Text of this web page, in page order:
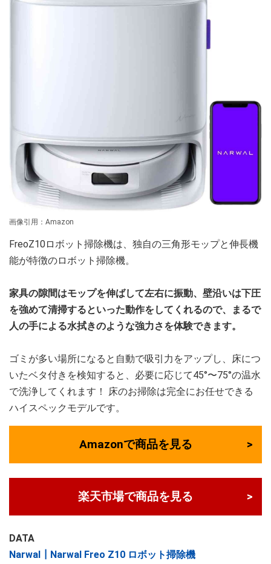
画像引用：Amazon
FreoZ10ロボット掃除機は、独自の三角形モップと伸長機
能が特徴のロボット掃除機。
家具の隙間はモップを伸ばして左右に振動、壁沿いは下圧
を強めて清掃するといった動作をしてくれるので、まるで
人の手による水拭きのような強力さを体験できます。
ゴミが多い場所になると自動で吸引力をアップし、床につ
いたベタ付きを検知すると、必要に応じて45°〜75°の温水
で洗浄してくれます！ 床のお掃除は完全にお任せできる
ハイスペックモデルです。
Amazonで商品を見る
楽天市場で商品を見る
DATA
Narwal┃Narwal Freo Z10 ロボット掃除機